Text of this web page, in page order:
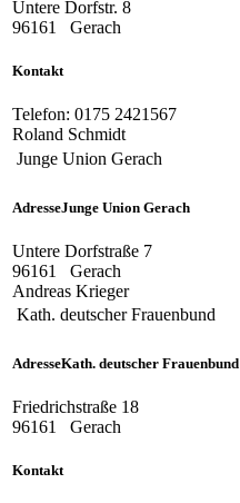
Untere Dorfstr. 8
96161
Gerach
Kontakt
Telefon: 0175 2421567
Roland Schmidt
Junge Union Gerach
AdresseJunge Union Gerach
Untere Dorfstraße 7
96161
Gerach
Andreas Krieger
Kath. deutscher Frauenbund
AdresseKath. deutscher Frauenbund
Friedrichstraße 18
96161
Gerach
Kontakt